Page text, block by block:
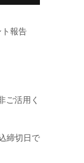
報告
ご活用く
締切日で